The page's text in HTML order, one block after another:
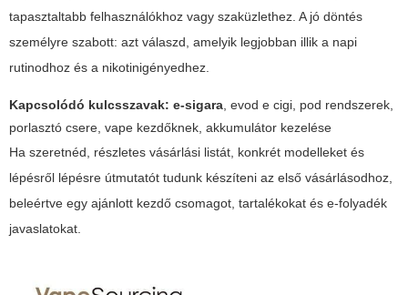
tapasztaltabb felhasználókhoz vagy szaküzlethez. A jó döntés
személyre szabott: azt válaszd, amelyik legjobban illik a napi
rutinodhoz és a nikotinigényedhez.
Kapcsolódó kulcsszavak: e-sigara evod e cigi , pod rendszerek,
porlasztó csere, vape kezdőknek, akkumulátor kezelése
Ha szeretnéd, részletes vásárlási listát, konkrét modelleket és
lépésről lépésre útmutatót tudunk készíteni az első vásárlásodhoz,
beleértve egy ajánlott kezdő csomagot, tartalékokat és e-folyadék
javaslatokat.